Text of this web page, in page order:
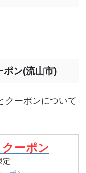
ポン(流山市)
クーポンについて
ーポン
定